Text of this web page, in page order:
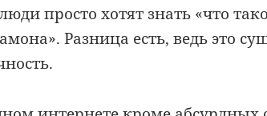
просто хотят знать «что
Разница есть, ведь это